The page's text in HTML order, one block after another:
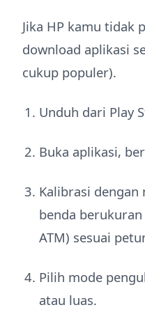
Jika HP kamu tidak
download aplikasi
cukup populer).
Unduh dari Play
Buka aplikasi,
Kalibrasi
benda
ATM) sesuai
Pilih mode
atau luas.